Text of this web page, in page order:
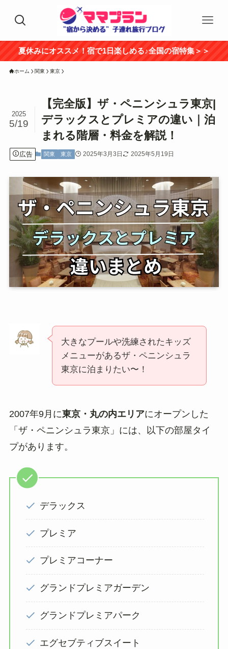
夏休みにオススメ！宿で1日楽しめる♪全国の宿特集＞＞
ホーム 関東 東京
【完全版】ザ・ペニンシュラ東京|
デラックスとプレミアの違い｜泊
まれる階層・料金を解説！
2025
5/19
広告 関東 東京 2025年3月3日 2025年5月19日
大きなプールや洗練されたキッズ
メニューがあるザ・ペニンシュラ
東京に泊まりたい〜！
2007年9月に東京・丸の内エリアにオープンした
「ザ・ペニンシュラ東京」には、以下の部屋タイ
プがあります。
デラックス
プレミア
プレミアコーナー
グランドプレミアガーデン
グランドプレミアパーク
エグセブティブスイート